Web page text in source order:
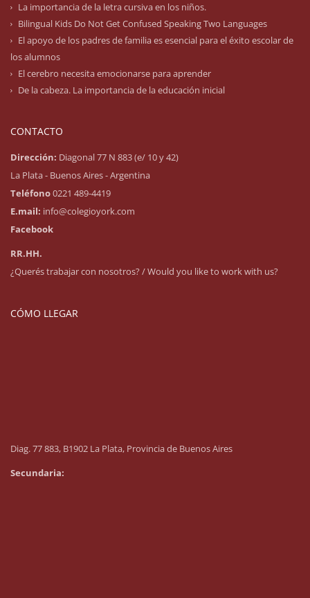
La importancia de la letra cursiva en los niños.
Bilingual Kids Do Not Get Confused Speaking Two Languages
El apoyo de los padres de familia es esencial para el éxito escolar de
los alumnos
El cerebro necesita emocionarse para aprender
De la cabeza. La importancia de la educación inicial
CONTACTO
Dirección: Diagonal 77 N 883 (e/ 10 y 42)
La Plata - Buenos Aires - Argentina
Teléfono0221 489-4419
E.mail: info@colegioyork.com
Facebook
RR.HH.
¿Querés trabajar con nosotros? / Would you like to work with us?
CÓMO LLEGAR
Diag. 77 883, B1902 La Plata, Provincia de Buenos Aires
Secundaria: